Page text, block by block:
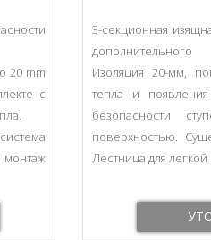
20 mm
с
монтаж
3-секционная
Изоляция 20-мм,
тепла и
безопасности
поверхностью.
Лестница для